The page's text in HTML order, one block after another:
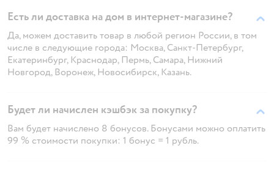
Есть ли доставка на дом в интернет-магазине?
Да, можем доставить товар в любой регион России, в том
числе в следующие города: Москва, Санкт-Петербург,
Екатеринбург, Краснодар, Пермь, Самара, Нижний
Новгород, Воронеж, Новосибирск, Казань.
Будет ли начислен кэшбэк за покупку?
Вам будет начислено 8 бонусов. Бонусами можно оплатить
99 % стоимости покупки: 1 бонус = 1 рубль.